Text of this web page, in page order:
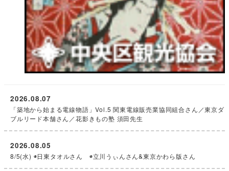
「築地から始まる電線物語」Vol.5 関東電線販売業協同組合さん／東京ダ
ブルリード本舗さん／花影きもの塾 須田先生
2026.08.07
8/5(水) ◉日東タオルさん ◉立川うぃんさん&東京かわら版さん
2026.08.05